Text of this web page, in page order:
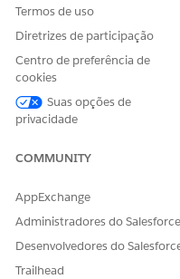
ESTE ARTIGO
Termos de uso
Diretrizes de participação
Centro de preferência de
cookies
Suas opções de
privacidade
COMMUNITY
AppExchange
Administradores do Salesforce
Desenvolvedores do
Trailhead